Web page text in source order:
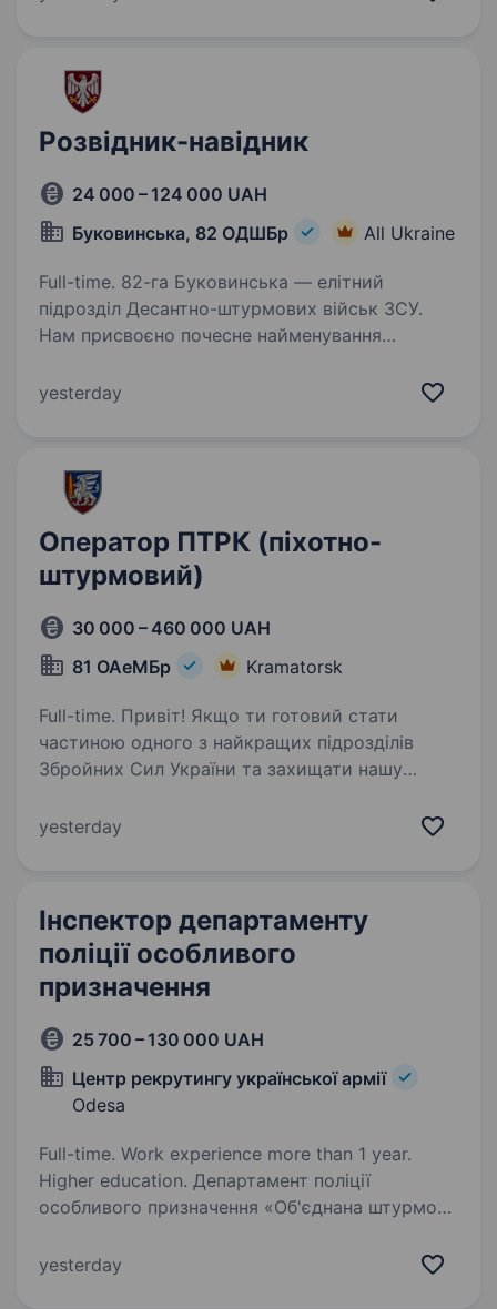
Розвідник-навідник
24 000 – 124 000 UAH
Буковинська, 82 ОДШБр
All Ukraine
Full-time. 82-га Буковинська — елітний
підрозділ Десантно-штурмових військ ЗСУ.
Нам присвоєно почесне найменування
за мужність, професіоналізм і вірність присязі.
yesterday
Оператор ПТРК (піхотно-
штурмовий)
30 000 – 460 000 UAH
81 ОАеМБр
Kramatorsk
Full-time. Привіт! Якщо ти готовий стати
частиною одного з найкращих підрозділів
Збройних Сил України та захищати нашу
Слобожанська бригада шукає саме тебе
yesterday
Інспектор департаменту
поліції особливого
призначення
25 700 – 130 000 UAH
Центр рекрутингу української армії
Odesa
Full-time. Work experience more than 1 year.
Higher education. Департамент поліції
особливого призначення «Об'єднана штурмова
це воєнізований підрозділ поліції нового
yesterday